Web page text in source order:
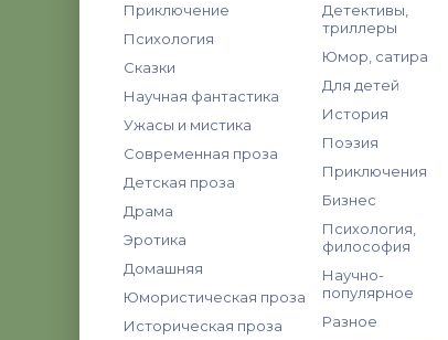
Приключение
Психология
Сказки
Научная фантастика
Ужасы и мистика
Современная проза
Детская проза
Драма
Эротика
Домашняя
Юмористическая проза
Историческая проза
Детективы,
триллеры
Юмор, сатира
Для детей
История
Поэзия
Приключения
Бизнес
Психология,
философия
Научно-
популярное
Разное